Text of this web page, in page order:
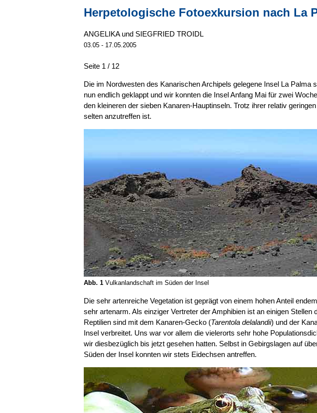
Herpetologische Fotoexkursion nach La
ANGELIKA und SIEGFRIED TROIDL
03.05 - 17.05.2005
Seite 1 / 12
Die im Nordwesten des Kanarischen Archipels gelegene Insel La Palma
nun endlich geklappt und wir konnten die Insel Anfang Mai für zwei
den kleineren der sieben Kanaren-Hauptinseln. Trotz ihrer relativ
selten anzutreffen ist.
Abb. 1 Vulkanlandschaft im Süden der Insel
Die sehr artenreiche Vegetation ist geprägt von einem hohen Anteil
sehr artenarm. Als einziger Vertreter der Amphibien ist an einigen
Reptilien sind mit dem Kanaren-Gecko (Tarentola delalandii) und der
Insel verbreitet. Uns war vor allem die vielerorts sehr hohe
wir diesbezüglich bis jetzt gesehen hatten. Selbst in Gebirgslagen auf
Süden der Insel konnten wir stets Eidechsen antreffen.